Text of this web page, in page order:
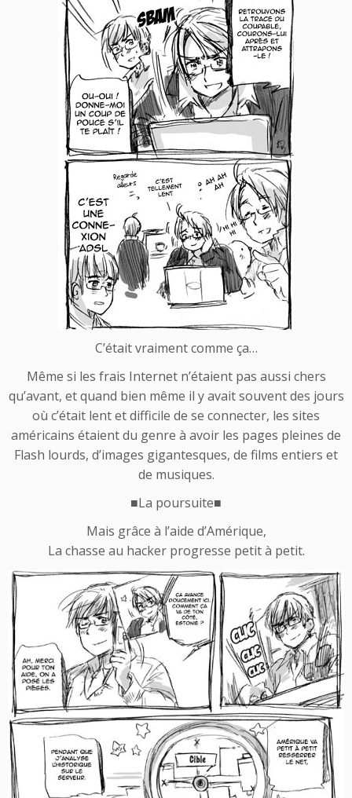
C’était vraiment comme ça…
Même si les frais Internet n’étaient pas aussi chers
qu’avant, et quand bien même il y avait souvent des jours
où c’était lent et difficile de se connecter, les sites
américains étaient du genre à avoir les pages pleines de
Flash lourds, d’images gigantesques, de films entiers et
de musiques.
■La poursuite■
Mais grâce à l’aide d’Amérique,
La chasse au hacker progresse petit à petit.